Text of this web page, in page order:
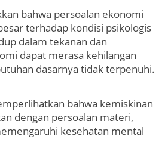
bahwa persoalan ekonomi
terhadap kondisi psikologis
dalam tekanan dan
dapat merasa kehilangan
dasarnya tidak terpenuhi.
bahwa kemiskinan
dengan persoalan materi,
kesehatan mental